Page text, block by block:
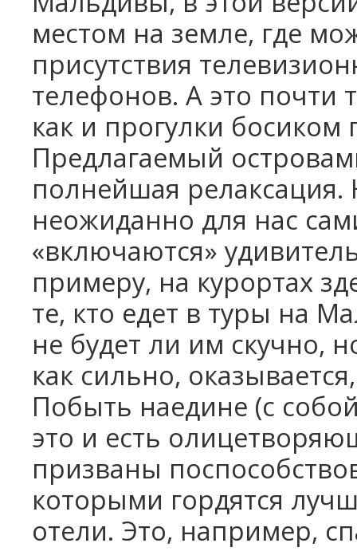
местом на земле, где
присутствия
телефонов. А это почти
как и прогулки босиком
Предлагаемый
полнейшая релаксация.
неожиданно для нас
«включаются»
примеру, на курортах
те, кто едет в туры на
не будет ли им скучно,
как сильно,
Побыть наедине (с
это и есть
призваны
которыми гордятся
отели. Это, например,